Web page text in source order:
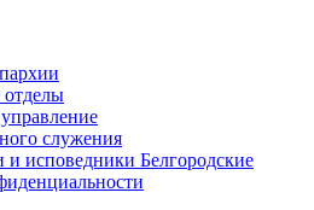
служения
исповедники Белгородские